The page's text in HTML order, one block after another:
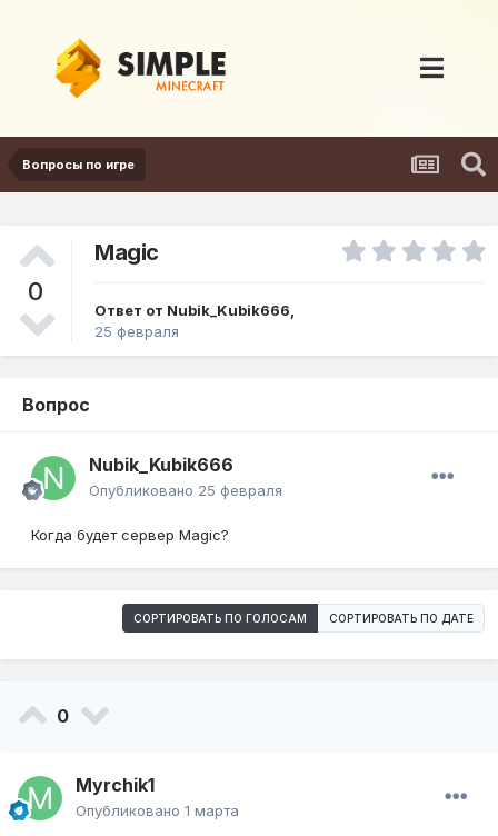
Вопросы по игре
0
Magic
Ответ от Nubik_Kubik666,
25 февраля
Вопрос
Nubik_Kubik666
Опубликовано 25 февраля
Когда будет сервер Magic?
СОРТИРОВАТЬ ПО ГОЛОСАМ СОРТИРОВАТЬ ПО ДАТЕ
0
Myrchik1
Опубликовано 1 марта